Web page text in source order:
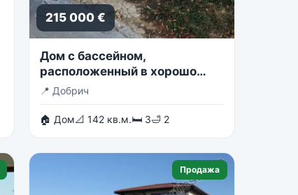
215 000 €
Дом с бассейном,
расположенный в хорошо
обслуживаемой деревне
📍 Добрич
🏠 Дом📐 142 кв.м.🛏 3🛁 2
Продажа